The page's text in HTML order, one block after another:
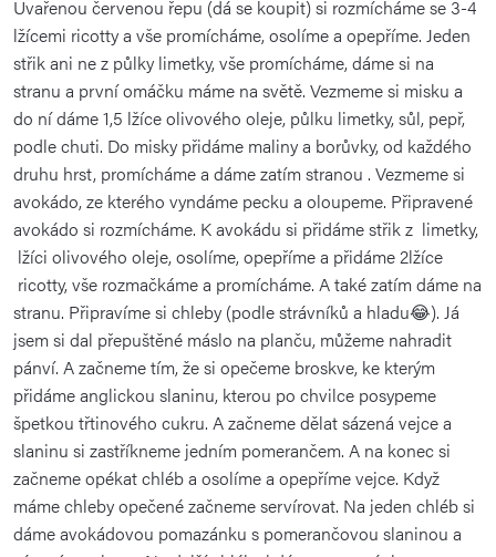
Uvařenou červenou řepu (dá se koupit) si rozmícháme se 3-4
lžícemi ricotty a vše promícháme, osolíme a opepříme. Jeden
střik ani ne z půlky limetky, vše promícháme, dáme si na
stranu a první omáčku máme na světě. Vezmeme si misku a
do ní dáme 1,5 lžíce olivového oleje, půlku limetky, sůl, pepř,
podle chuti. Do misky přidáme maliny a borůvky, od každého
druhu hrst, promícháme a dáme zatím stranou . Vezmeme si
avokádo, ze kterého vyndáme pecku a oloupeme. Připravené
avokádo si rozmícháme. K avokádu si přidáme střik z limetky,
lžíci olivového oleje, osolíme, opepříme a přidáme 2lžíce
ricotty, vše rozmačkáme a promícháme. A také zatím dáme na
stranu. Připravíme si chleby (podle strávníků a hladu😂). Já
jsem si dal přepuštěné máslo na planču, můžeme nahradit
pánví. A začneme tím, že si opečeme broskve, ke kterým
přidáme anglickou slaninu, kterou po chvilce posypeme
špetkou třtinového cukru. A začneme dělat sázená vejce a
slaninu si zastříkneme jedním pomerančem. A na konec si
začneme opékat chléb a osolíme a opepříme vejce. Když
máme chleby opečené začneme servírovat. Na jeden chléb si
dáme avokádovou pomazánku s pomerančovou slaninou a